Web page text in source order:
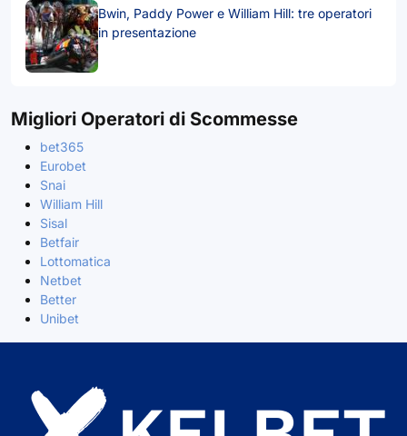
Bwin, Paddy Power e William Hill: tre operatori
in presentazione
Migliori Operatori di Scommesse
bet365
Eurobet
Snai
William Hill
Sisal
Betfair
Lottomatica
Netbet
Better
Unibet